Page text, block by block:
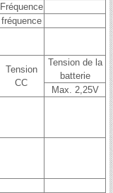
Fréquence
fréquence
Tension
CC
Tension de la
batterie
Max. 2,25V